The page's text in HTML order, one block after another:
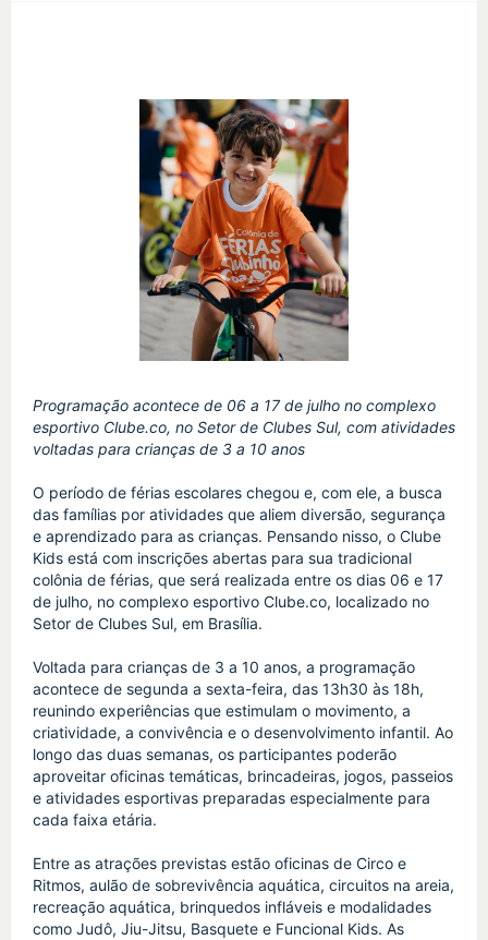
Programação acontece de 06 a 17 de julho no complexo
esportivo Clube.co, no Setor de Clubes Sul, com atividades
voltadas para crianças de 3 a 10 anos
O período de férias escolares chegou e, com ele, a busca
das famílias por atividades que aliem diversão, segurança
e aprendizado para as crianças. Pensando nisso, o Clube
Kids está com inscrições abertas para sua tradicional
colônia de férias, que será realizada entre os dias 06 e 17
de julho, no complexo esportivo Clube.co, localizado no
Setor de Clubes Sul, em Brasília.
Voltada para crianças de 3 a 10 anos, a programação
acontece de segunda a sexta-feira, das 13h30 às 18h,
reunindo experiências que estimulam o movimento, a
criatividade, a convivência e o desenvolvimento infantil. Ao
longo das duas semanas, os participantes poderão
aproveitar oficinas temáticas, brincadeiras, jogos, passeios
e atividades esportivas preparadas especialmente para
cada faixa etária.
Entre as atrações previstas estão oficinas de Circo e
Ritmos, aulão de sobrevivência aquática, circuitos na areia,
recreação aquática, brinquedos infláveis e modalidades
como Judô, Jiu-Jitsu, Basquete e Funcional Kids. As